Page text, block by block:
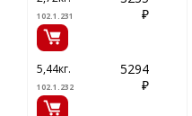
102.1.231
₽
5,44кг.
102.1.232
5294
₽